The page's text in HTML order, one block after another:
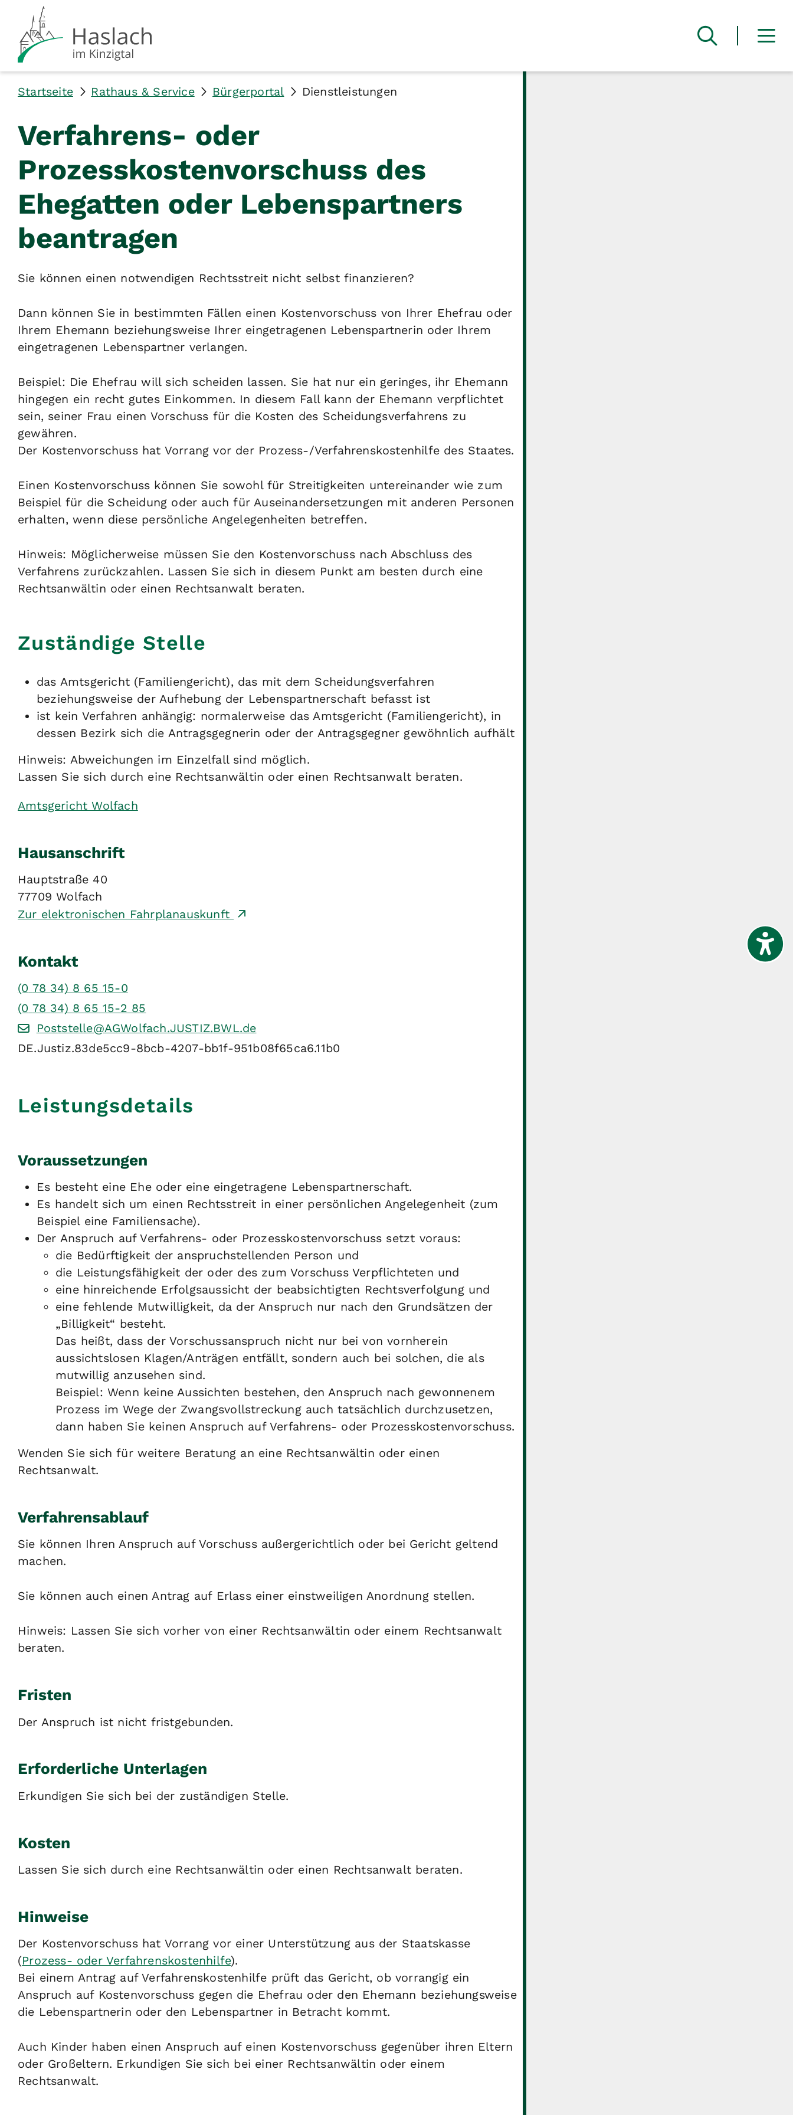
Startseite Rathaus & Service Bürgerportal Dienstleistungen
Verfahrens- oder
Prozesskostenvorschuss des
Ehegatten oder Lebenspartners
beantragen
Sie können einen notwendigen Rechtsstreit nicht selbst finanzieren?
Dann können Sie in bestimmten Fällen einen Kostenvorschuss von Ihrer Ehefrau oder
Ihrem Ehemann beziehungsweise Ihrer eingetragenen Lebenspartnerin oder Ihrem
eingetragenen Lebenspartner verlangen.
Beispiel: Die Ehefrau will sich scheiden lassen. Sie hat nur ein geringes, ihr Ehemann
hingegen ein recht gutes Einkommen. In diesem Fall kann der Ehemann verpflichtet
sein, seiner Frau einen Vorschuss für die Kosten des Scheidungsverfahrens zu
gewähren.
Der Kostenvorschuss hat Vorrang vor der Prozess-/Verfahrenskostenhilfe des Staates.
Einen Kostenvorschuss können Sie sowohl für Streitigkeiten untereinander wie zum
Beispiel für die Scheidung oder auch für Auseinandersetzungen mit anderen Personen
erhalten, wenn diese persönliche Angelegenheiten betreffen.
Hinweis: Möglicherweise müssen Sie den Kostenvorschuss nach Abschluss des
Verfahrens zurückzahlen. Lassen Sie sich in diesem Punkt am besten durch eine
Rechtsanwältin oder einen Rechtsanwalt beraten.
Zuständige Stelle
das Amtsgericht (Familiengericht), das mit dem Scheidungsverfahren
beziehungsweise der Aufhebung der Lebenspartnerschaft befasst ist
ist kein Verfahren anhängig: normalerweise das Amtsgericht (Familiengericht), in
dessen Bezirk sich die Antragsgegnerin oder der Antragsgegner gewöhnlich aufhält
Hinweis: Abweichungen im Einzelfall sind möglich.
Lassen Sie sich durch eine Rechtsanwältin oder einen Rechtsanwalt beraten.
Amtsgericht Wolfach
Hausanschrift
Hauptstraße 40
77709 Wolfach
Zur elektronischen Fahrplanauskunft
Kontakt
(0 78 34) 8 65 15-0
(0 78 34) 8 65 15-2 85
Poststelle@AGWolfach.JUSTIZ.BWL.de
DE.Justiz.83de5cc9-8bcb-4207-bb1f-951b08f65ca6.11b0
Leistungsdetails
Voraussetzungen
Es besteht eine Ehe oder eine eingetragene Lebenspartnerschaft.
Es handelt sich um einen Rechtsstreit in einer persönlichen Angelegenheit (zum
Beispiel eine Familiensache).
Der Anspruch auf Verfahrens- oder Prozesskostenvorschuss setzt voraus:
die Bedürftigkeit der anspruchstellenden Person und
die Leistungsfähigkeit der oder des zum Vorschuss Verpflichteten und
eine hinreichende Erfolgsaussicht der beabsichtigten Rechtsverfolgung und
eine fehlende Mutwilligkeit, da der Anspruch nur nach den Grundsätzen der
„Billigkeit“ besteht.
Das heißt, dass der Vorschussanspruch nicht nur bei von vornherein
aussichtslosen Klagen/Anträgen entfällt, sondern auch bei solchen, die als
mutwillig anzusehen sind.
Beispiel: Wenn keine Aussichten bestehen, den Anspruch nach gewonnenem
Prozess im Wege der Zwangsvollstreckung auch tatsächlich durchzusetzen,
dann haben Sie keinen Anspruch auf Verfahrens- oder Prozesskostenvorschuss.
Wenden Sie sich für weitere Beratung an eine Rechtsanwältin oder einen
Rechtsanwalt.
Verfahrensablauf
Sie können Ihren Anspruch auf Vorschuss außergerichtlich oder bei Gericht geltend
machen.
Sie können auch einen Antrag auf Erlass einer einstweiligen Anordnung stellen.
Hinweis: Lassen Sie sich vorher von einer Rechtsanwältin oder einem Rechtsanwalt
beraten.
Fristen
Der Anspruch ist nicht fristgebunden.
Erforderliche Unterlagen
Erkundigen Sie sich bei der zuständigen Stelle.
Kosten
Lassen Sie sich durch eine Rechtsanwältin oder einen Rechtsanwalt beraten.
Hinweise
Der Kostenvorschuss hat Vorrang vor einer Unterstützung aus der Staatskasse
(Prozess- oder Verfahrenskostenhilfe).
Bei einem Antrag auf Verfahrenskostenhilfe prüft das Gericht, ob vorrangig ein
Anspruch auf Kostenvorschuss gegen die Ehefrau oder den Ehemann beziehungsweise
die Lebenspartnerin oder den Lebenspartner in Betracht kommt.
Auch Kinder haben einen Anspruch auf einen Kostenvorschuss gegenüber ihren Eltern
oder Großeltern. Erkundigen Sie sich bei einer Rechtsanwältin oder einem
Rechtsanwalt.